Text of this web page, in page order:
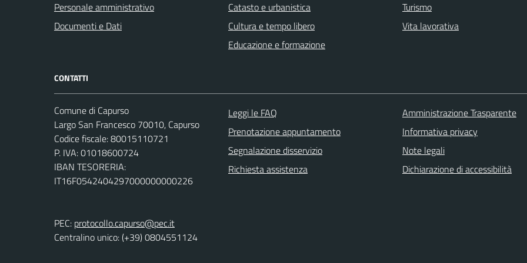
Personale amministrativo
Documenti e Dati
Catasto e urbanistica
Cultura e tempo libero
Educazione e formazione
Turismo
Vita lavorativa
CONTATTI
Comune di Capurso
Largo San Francesco 70010, Capurso
Codice fiscale: 80015110721
P. IVA: 01018600724
IBAN TESORERIA:
IT16F0542404297000000000226
PEC: protocollo.capurso@pec.it
Centralino unico: (+39) 0804551124
Leggi le FAQ
Prenotazione appuntamento
Segnalazione disservizio
Richiesta assistenza
Amministrazione Trasparente
Informativa privacy
Note legali
Dichiarazione di accessibilità